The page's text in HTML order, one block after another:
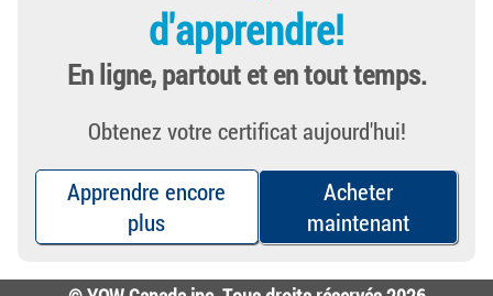
d'apprendre!
En ligne, partout et en tout temps.
Obtenez votre certificat aujourd'hui!
Apprendre encore
plus
Acheter
maintenant